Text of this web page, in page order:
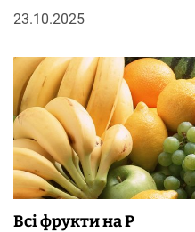
23.10.2025
Всі фрукти на Р